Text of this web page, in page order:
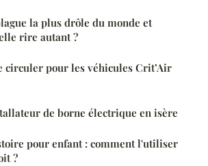
la plus drôle du monde et
rire autant ?
circuler pour les véhicules Crit’Air
de borne électrique en isère
pour enfant : comment l'utiliser
?